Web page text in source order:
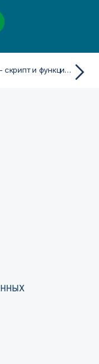
ChiInv — скрипт и функция диаграммы